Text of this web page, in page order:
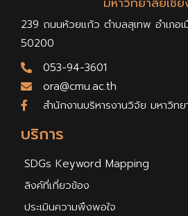
บริการ
SDGs Keyword Mapping
ลิงค์ที่เกี่ยวข้อง
ประเมินความพึงพอใจ
239 ถนนห้วยแก้ว ตำบลสุเทพ อำเภอ
50200
053-94-3601
ora@cmu.ac.th
สำนักงานบริหารงานวิจัย มหาวิทย